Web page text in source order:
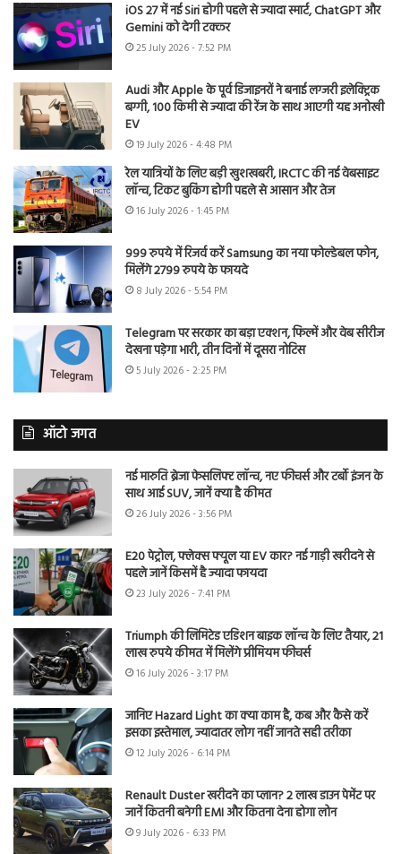
iOS 27 में नई Siri होगी पहले से ज्यादा स्मार्ट, ChatGPT और
Gemini को देगी टक्कर
25 July 2026 - 7:52 PM
Audi और Apple के पूर्व डिजाइनरों ने बनाई लग्जरी इलेक्ट्रिक
बग्गी, 100 किमी से ज्यादा की रेंज के साथ आएगी यह अनोखी
EV
19 July 2026 - 4:48 PM
रेल यात्रियों के लिए बड़ी खुशखबरी, IRCTC की नई वेबसाइट
लॉन्च, टिकट बुकिंग होगी पहले से आसान और तेज
16 July 2026 - 1:45 PM
999 रुपये में रिजर्व करें Samsung का नया फोल्डेबल फोन,
मिलेंगे 2799 रुपये के फायदे
8 July 2026 - 5:54 PM
Telegram पर सरकार का बड़ा एक्शन, फिल्में और वेब सीरीज
देखना पड़ेगा भारी, तीन दिनों में दूसरा नोटिस
5 July 2026 - 2:25 PM
ऑटो जगत
नई मारुति ब्रेजा फेसलिफ्ट लॉन्च, नए फीचर्स और टर्बो इंजन के
साथ आई SUV, जानें क्या है कीमत
26 July 2026 - 3:56 PM
E20 पेट्रोल, फ्लेक्स फ्यूल या EV कार? नई गाड़ी खरीदने से
पहले जानें किसमें है ज्यादा फायदा
23 July 2026 - 7:41 PM
Triumph की लिमिटेड एडिशन बाइक लॉन्च के लिए तैयार, 21
लाख रुपये कीमत में मिलेंगे प्रीमियम फीचर्स
16 July 2026 - 3:17 PM
जानिए Hazard Light का क्या काम है, कब और कैसे करें
इसका इस्तेमाल, ज्यादातर लोग नहीं जानते सही तरीका
12 July 2026 - 6:14 PM
Renault Duster खरीदने का प्लान? 2 लाख डाउन पेमेंट पर
जानें कितनी बनेगी EMI और कितना देना होगा लोन
9 July 2026 - 6:33 PM